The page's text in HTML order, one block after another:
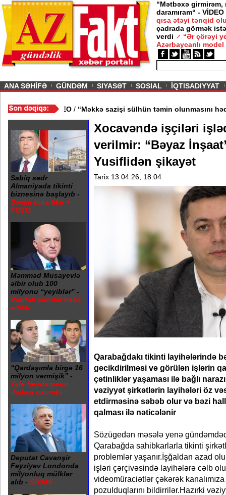
“Mətbəxə girmirəm,
daramıram“ - VİDEO
qısa ətəyi tənqid
çadrada görmək
verdi
“Ər çörəyi
Azərbaycanlı model
- Nigar
ANA SƏHİFƏ GÜNDƏM SIYASƏT SOSIAL İQTISADIYYAT
kənarlaşdırılıb - VİDEO/ “Məkkə sazişi sülhün təmin
Sabiq sədr
Almaniyada tikinti
biznesinə başlayıb -
Şərikli bina tikir +
FOTO
Məmməd Musayevlə
əlbir olub 100
milyonu “yeyiblər” -
Vəzifəli şəxslər həbs
edildi
“Qardaşımla birgə 16
milyon vermişik” -
Tale Heydərovun
ifadəsi oxundu
Deputat Cavanşir
Feyziyev Londonda
milyonluq mülklər
alıb - SİYAHI
Xocavəndə işçiləri
verilmir: “Bəyaz
Yusiflidən şikayət
Tarix 13.04.26, 18:04
Qarabağdakı tikinti layihələrində
gecikdirilməsi və görülən işlərin
çətinliklər yaşaması ilə bağlı
vəziyyət şirkətlərin layihələri öz
etdirməsinə səbəb olur və bəzi
qalması ilə nəticələnir
Sözügedən məsələ yenə
Qarabağda sahibkarlarla tikinti
problemlər yaşanır.İşğaldan azad
işləri çərçivəsində layihələrə cəlb
videomüraciətlər çəkərək
pozulduqlarını bildirrilər.Hazırki